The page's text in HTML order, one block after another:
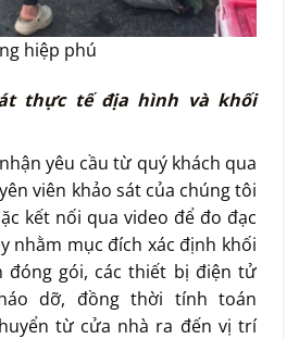
hiệp phú
thực tế địa hình và khối
yêu cầu từ quý khách qua
viên khảo sát của chúng tôi
kết nối qua video để đo đạc
nhằm mục đích xác định khối
đóng gói, các thiết bị điện tử
dỡ, đồng thời tính toán
từ cửa nhà ra đến vị trí